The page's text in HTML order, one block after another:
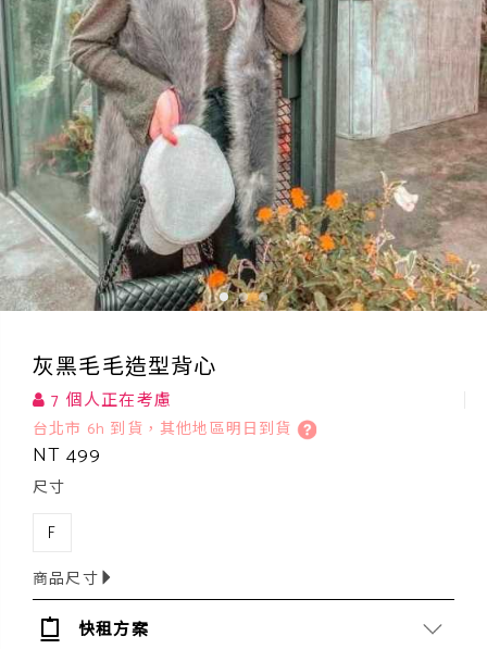
灰黑毛毛造型背心
7 個人正在考慮
台北市 6h 到貨，其他地區明日到貨
NT 499
尺寸
F
商品尺寸
快租方案